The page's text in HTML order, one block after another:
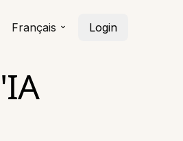
Français Login